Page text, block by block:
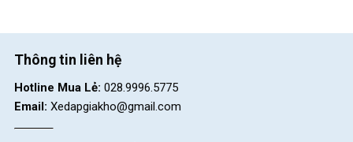
Thông tin liên hệ
Hotline Mua Lẻ: 028.9996.5775
Email: Xedapgiakho@gmail.com